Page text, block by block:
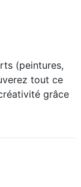
(peintures,
tout ce
grâce